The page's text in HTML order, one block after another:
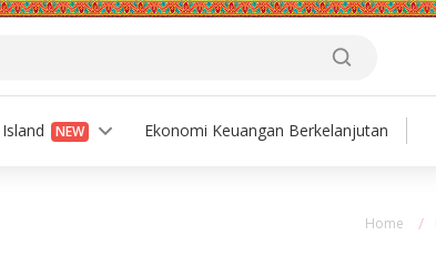
Island NEW Ekonomi Keuangan Berkelanjutan
Home